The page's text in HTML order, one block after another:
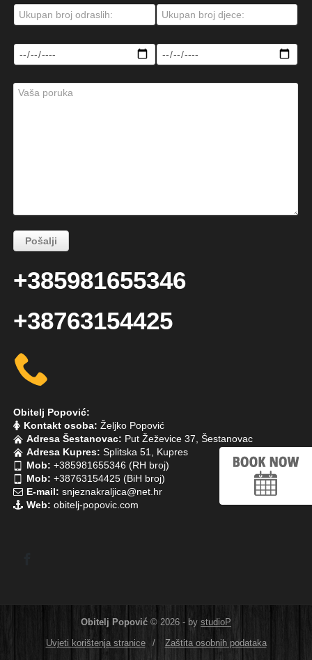
+385981655346
+38763154425
Obitelj Popović:
Kontakt osoba: Željko Popović
Adresa Šestanovac: Put Žeževice 37, Šestanovac
Adresa Kupres: Splitska 51, Kupres
Mob: +385981655346 (RH broj)
Mob: +38763154425 (BiH broj)
E-mail: snjeznakraljica@net.hr
Web: obitelj-popovic.com
Obitelj Popović © 2026 - by studioP
Uvjeti korištenja stranice
/ Zaštita osobnih podataka